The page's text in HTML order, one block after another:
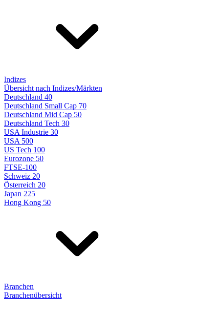
Indizes
Übersicht nach Indizes/Märkten
Deutschland 40
Deutschland Small Cap 70
Deutschland Mid Cap 50
Deutschland Tech 30
USA Industrie 30
USA 500
US Tech 100
Eurozone 50
FTSE-100
Schweiz 20
Österreich 20
Japan 225
Hong Kong 50
Branchen
Branchenübersicht